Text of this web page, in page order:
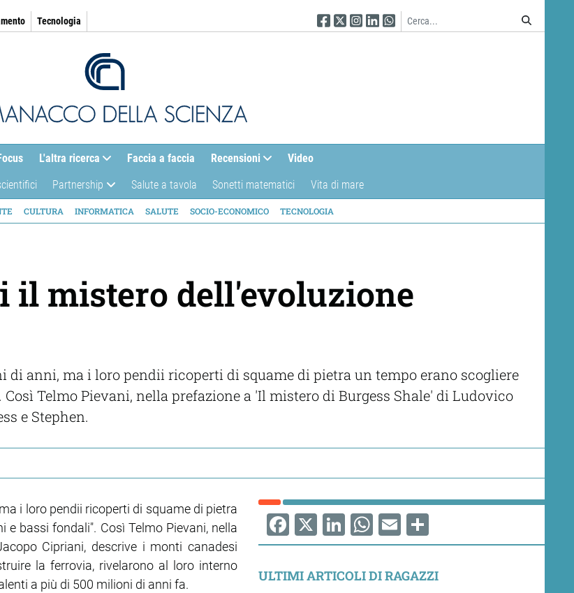
Tecnologia Seguici su Facebook
Seguici su Twitter
Seguici su Instagram
Seguici su Linkedin
Seguici su WhatsApp
L'altra ricerca Faccia a faccia Recensioni Video
Partnership Salute a tavola Sonetti matematici Vita di mare
CULTURA INFORMATICA SALUTE SOCIO-ECONOMICO TECNOLOGIA
il mistero dell'evoluzione
anni, ma i loro pendii ricoperti di squame di pietra un tempo erano scogliere
Telmo Pievani, nella prefazione a 'Il mistero di Burgess Shale' di Ludovico
e Stephen.
i loro pendii ricoperti di squame di pietra
e bassi fondali". Così Telmo Pievani, nella
Cipriani, descrive i monti canadesi
la ferrovia, rivelarono al loro interno
a più di 500 milioni di anni fa.
Facebook
X LinkedIn
WhatsApp
EmailShare
ULTIMI ARTICOLI DI RAGAZZI